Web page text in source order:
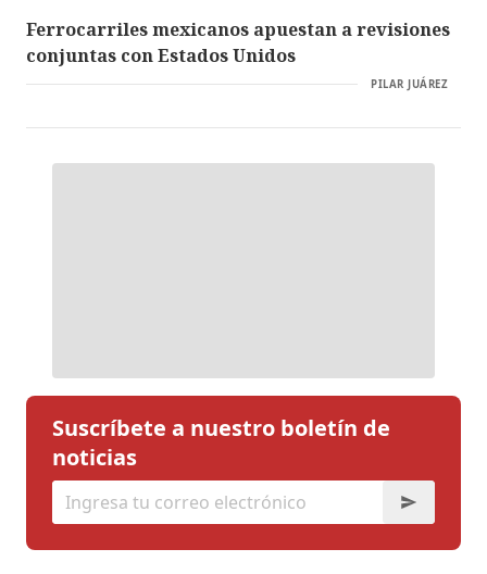
Ferrocarriles mexicanos apuestan a revisiones
conjuntas con Estados Unidos
PILAR JUÁREZ
Suscríbete a nuestro boletín de
noticias